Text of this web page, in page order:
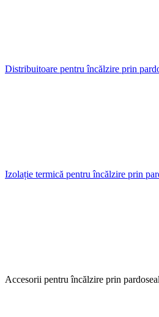
Distribuitoare pentru încălzire prin
Izolație termică pentru încălzire prin
Accesorii pentru încălzire prin